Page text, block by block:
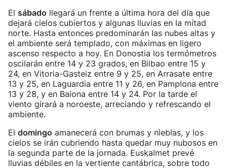
El sábado llegará un frente a última hora del día que
dejará cielos cubiertos y algunas lluvias en la mitad
norte. Hasta entonces predominarán las nubes altas y
el ambiente será templado, con máximas en ligero
ascenso respecto a hoy. En Donostia los termómetros
oscilarán entre 14 y 23 grados, en Bilbao entre 15 y
24, en Vitoria-Gasteiz entre 9 y 25, en Arrasate entre
13 y 25, en Laguardia entre 11 y 26, en Pamplona entre
13 y 28, y en Baiona entre 14 y 24. Por la tarde el
viento girará a noroeste, arreciando y refrescando el
ambiente.
El domingo amanecerá con brumas y nieblas, y los
cielos se irán cubriendo hasta quedar muy nubosos en
la segunda parte de la jornada. Euskalmet prevé
lluvias débiles en la vertiente cantábrica, sobre todo